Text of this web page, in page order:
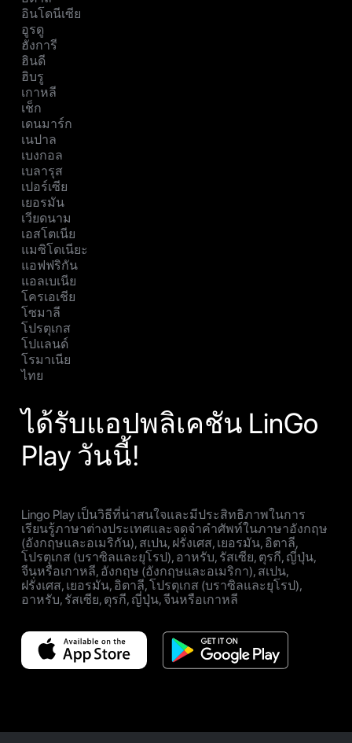
อินโดนีเซีย
อูรดู
ฮังการี
ฮินดี
ฮิบรู
เกาหลี
เช็ก
เดนมาร์ก
เนปาล
เบงกอล
เบลารุส
เปอร์เซีย
เยอรมัน
เวียดนาม
เอสโตเนีย
แมซิโดเนียะ
แอฟฟริกัน
แอลเบเนีย
โครเอเชีย
โซมาลี
โปรตุเกส
โปแลนด์
โรมาเนีย
ไทย
ได้รับแอปพลิเคชัน LinGo
Play วันนี้!
Lingo Play เป็นวิธีที่น่าสนใจและมีประสิทธิภาพในการ
เรียนรู้ภาษาต่างประเทศและจดจำคำศัพท์ในภาษาอังกฤษ
(อังกฤษและอเมริกัน), สเปน, ฝรั่งเศส, เยอรมัน, อิตาลี,
โปรตุเกส (บราซิลและยุโรป), อาหรับ, รัสเซีย, ตุรกี, ญี่ปุ่น,
จีนหรือเกาหลี, อังกฤษ (อังกฤษและอเมริกา), สเปน,
ฝรั่งเศส, เยอรมัน, อิตาลี, โปรตุเกส (บราซิลและยุโรป),
อาหรับ, รัสเซีย, ตุรกี, ญี่ปุ่น, จีนหรือเกาหลี